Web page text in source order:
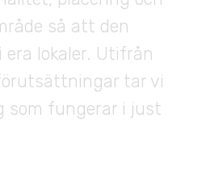
så att den
era lokaler. Utifrån
tar vi
som fungerar i just